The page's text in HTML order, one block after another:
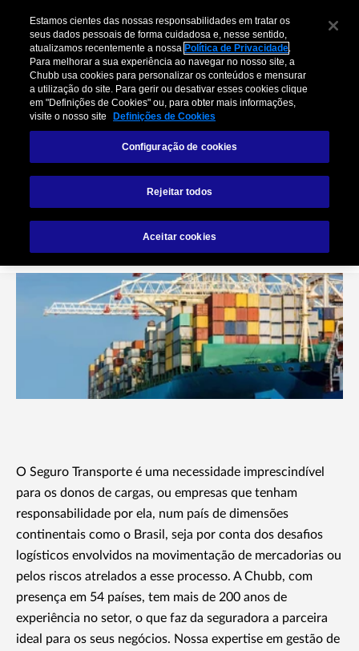
Seguro Transporte
Embarcador
O Seguro Transporte é uma necessidade imprescindível
para os donos de cargas, ou empresas que tenham
responsabilidade por ela, num país de dimensões
continentais como o Brasil, seja por conta dos desafios
logísticos envolvidos na movimentação de mercadorias ou
pelos riscos atrelados a esse processo. A Chubb, com
presença em 54 países, tem mais de 200 anos de
experiência no setor, o que faz da seguradora a parceira
ideal para os seus negócios. Nossa expertise em gestão de
Estamos cientes das nossas responsabilidades em tratar os
seus dados pessoais de forma cuidadosa e, nesse sentido,
atualizamos recentemente a nossa Política de Privacidade.
Para melhorar a sua experiência ao navegar no nosso site, a
Chubb usa cookies para personalizar os conteúdos e mensurar
a utilização do site. Para gerir ou desativar esses cookies clique
em "Definições de Cookies" ou, para obter mais informações,
visite o nosso site
Definições de Cookies
Configuração de cookies
Rejeitar todos
Aceitar cookies